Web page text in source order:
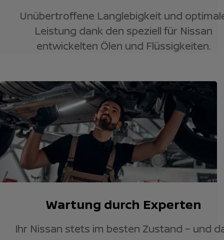
Unübertroffene Langlebigkeit und
Leistung dank den speziell für Nissan
entwickelten Ölen und Flüssigkeiten.
Wartung durch Experten
Ihr Nissan stets im besten Zustand – und